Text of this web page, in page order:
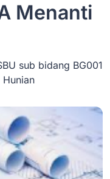
Menanti
sub bidang BG001